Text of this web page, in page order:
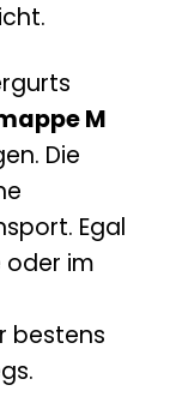
M
Die
Egal
oder im
bestens